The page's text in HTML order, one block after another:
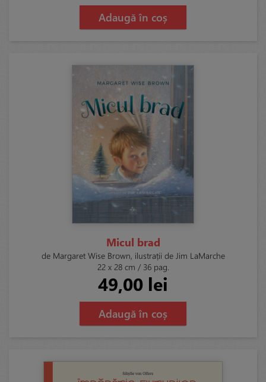
Adaugă în coș
Micul brad
de Margaret Wise Brown, ilustrații de Jim LaMarche
22 x 28 cm / 36 pag.
49,00 lei
Adaugă în coș